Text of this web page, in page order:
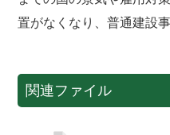
置がなくなり、普通建設
関連ファイル